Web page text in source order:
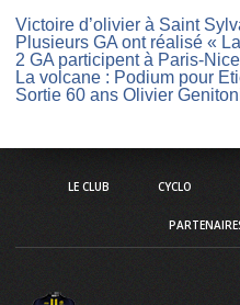
Victoire d’olivier à Saint
Plusieurs GA ont réalisé «
2 GA participent à Paris-
La volcane : Podium pour
Sortie 60 ans Olivier
LE CLUB CYCLO